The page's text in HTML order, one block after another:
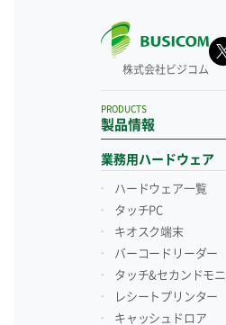
株式会社ビジコム
製品情報
PRODUCTS
業務用ハードウェア
ハードウェア一覧
タッチPC
キオスク端末
バーコードリーダー
タッチ&セカンドモ
レシートプリンター
キャッシュドロア